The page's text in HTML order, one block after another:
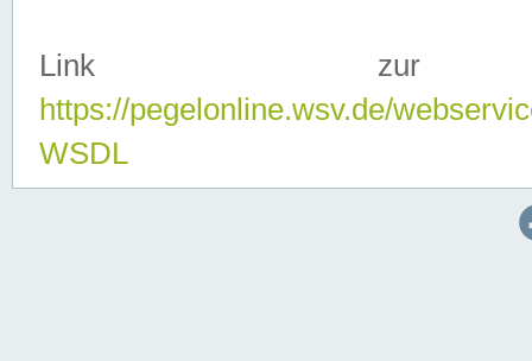
Link zur
https://pegelonline.wsv.de/
WSDL